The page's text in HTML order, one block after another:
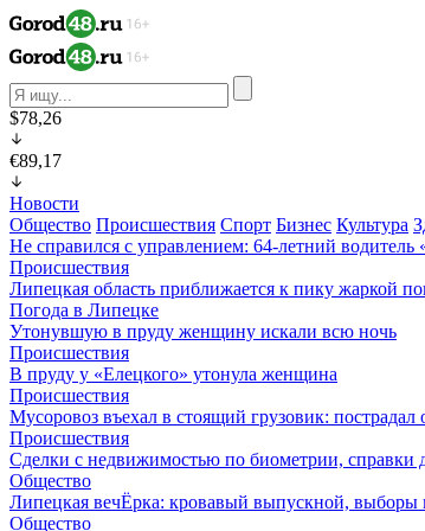
$78,26
€89,17
Новости
Общество Происшествия Спорт Бизнес Культура
Не справился с управлением: 64-летний
Происшествия
Липецкая область приближается к пику жаркой
Погода в Липецке
Утонувшую в пруду женщину искали всю ночь
Происшествия
В пруду у «Елецкого» утонула женщина
Происшествия
Мусоровоз въехал в стоящий грузовик: пострадал
Происшествия
Сделки с недвижимостью по биометрии, справки
Общество
Липецкая вечЁрка: кровавый выпускной, выборы
Общество